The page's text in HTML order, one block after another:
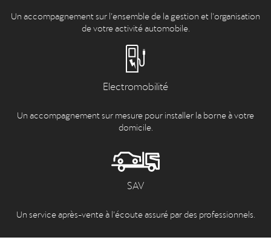
Un accompagnement sur l’ensemble de la gestion et l’organisation
de votre activité automobile.
Electromobilité
Un accompagnement sur mesure pour installer la borne à votre
domicile.
SAV
Un service après-vente à l’écoute assuré par des professionnels.